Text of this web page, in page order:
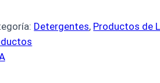
Detergentes, Productos de